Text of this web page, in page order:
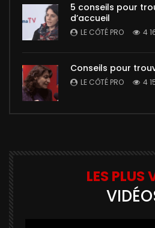
5 conseils pour
d’accueil
LE CÔTÉ PRO 4
Conseils pour
LE CÔTÉ PRO 4
LES PLUS